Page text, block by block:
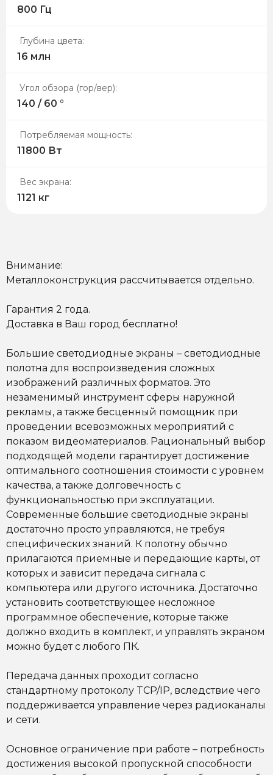
800 Гц
Глубина цвета:
16 млн
Угол обзора (гор/вер):
140 / 60 °
Потребляемая мощность:
11800 Вт
Вес экрана:
1121 кг
Внимание:
Металлоконструкция рассчитывается отдельно.
Гарантия 2 года.
Доставка в Ваш город бесплатно!
Большие светодиодные экраны – светодиодные
полотна для воспроизведения сложных
изображений различных форматов. Это
незаменимый инструментсферы наружной
рекламы, а также бесценный помощник при
проведении всевозможных мероприятий с
показом видеоматериалов. Рациональный выбор
подходящей модели гарантирует достижение
оптимального соотношения стоимости с уровнем
качества, а также долговечность с
функциональностью при эксплуатации.
Современные большие светодиодные экраны
достаточно просто управляются, не требуя
специфических знаний. К полотну обычно
прилагаются приемные и передающие карты, от
которых и зависит передача сигнала с
компьютера или другого источника. Достаточно
установить соответствующее несложное
программное обеспечение, которые также
должно входить в комплект, и управлять экраном
можно будет с любого ПК.
Передача данных проходит согласно
стандартному протоколу TCP/IP, вследствие чего
поддерживается управление через радиоканалы
и сети.
Основное ограничение при работе – потребность
достижения высокой пропускной способности